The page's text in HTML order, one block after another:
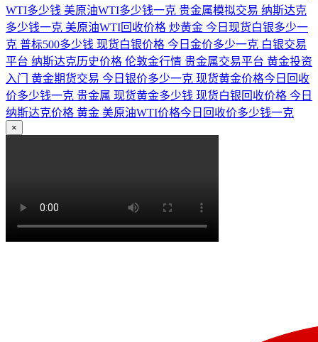
WTI多少钱 美原油WTI多少钱一克 贵金属模拟交易 纳斯达克
多少钱一克 美原油WTI回收价格 炒黄金 今日现货白银多少一
克 普标500多少钱 现货白银价格 今日金价多少一克 白银交易
平台 纳斯达克历史价格 伦敦金行情 贵金属交易平台 黄金投资
入门 黄金期货交易 今日银价多少一克 现货黄金价格今日回收
价多少钱一克 贵金属 现货黄金多少钱 现货白银回收价格 今日
纳斯达克价格 黄金 美原油WTI价格今日回收价多少钱一克
×